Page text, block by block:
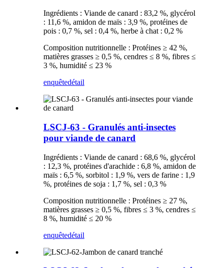
Ingrédients : Viande de canard : 83,2 %, glycérol
: 11,6 %, amidon de maïs : 3,9 %, protéines de
pois : 0,7 %, sel : 0,4 %, herbe à chat : 0,2 %
Composition nutritionnelle : Protéines ≥ 42 %,
matières grasses ≥ 0,5 %, cendres ≤ 8 %, fibres ≤
3 %, humidité ≤ 23 %
enquêtedétail
LSCJ-63 - Granulés anti-insectes
pour viande de canard
Ingrédients : Viande de canard : 68,6 %, glycérol
: 12,3 %, protéines d'arachide : 6,8 %, amidon de
maïs : 6,5 %, sorbitol : 1,9 %, vers de farine : 1,9
%, protéines de soja : 1,7 %, sel : 0,3 %
Composition nutritionnelle : Protéines ≥ 27 %,
matières grasses ≥ 0,5 %, fibres ≤ 3 %, cendres ≤
8 %, humidité ≤ 20 %
enquêtedétail